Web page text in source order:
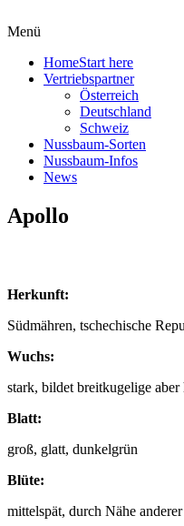
Menü
HomeStart here
Vertriebspartner
Österreich
Deutschland
Schweiz
Nussbaum-Sorten
Nussbaum-Infos
News
Apollo
Herkunft:
Südmähren, tschechische
Wuchs:
stark, bildet breitkugelige
Blatt:
groß, glatt, dunkelgrün
Blüte:
mittelspät, durch Nähe